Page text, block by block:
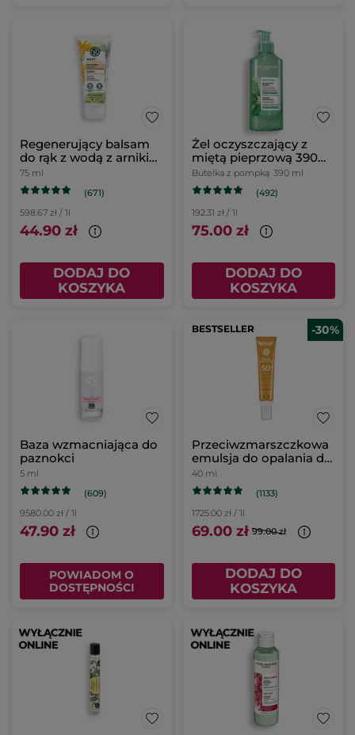
Regenerujący balsam
do rąk z wodą z arniki
bio
75 ml
(671)
598.67 zł / 1l
44.90 zł
DODAJ DO
KOSZYKA
Żel oczyszczający z
miętą pieprzową 390
ml
Butelka z pompką 390 ml
(492)
192.31 zł / 1l
75.00 zł
DODAJ DO
KOSZYKA
Baza wzmacniająca do
paznokci
5 ml
(609)
9580.00 zł / 1l
47.90 zł
POWIADOM O
DOSTĘPNOŚCI
BESTSELLER -30%
Przeciwzmarszczkowa
emulsja do opalania do
twarzy z wyciągiem z
mikołajka
nadmorskiego SPF50
40 ml
(1133)
1725.00 zł / 1l
69.00 zł 99.00 zł
DODAJ DO
KOSZYKA